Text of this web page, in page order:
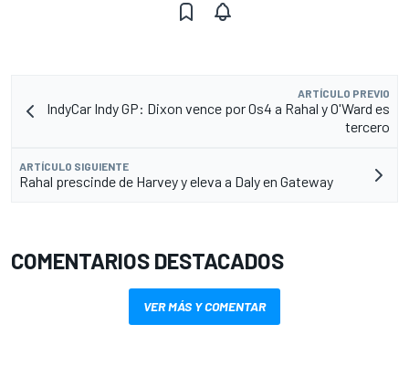
ARTÍCULO PREVIO
IndyCar Indy GP: Dixon vence por 0s4 a Rahal y O'Ward es
tercero
ARTÍCULO SIGUIENTE
Rahal prescinde de Harvey y eleva a Daly en Gateway
COMENTARIOS DESTACADOS
VER MÁS Y COMENTAR